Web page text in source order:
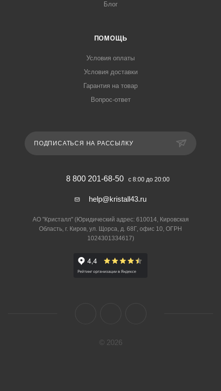
Блог
ПОМОЩЬ
Условия оплаты
Условия доставки
Гарантия на товар
Вопрос-ответ
ПОДПИСАТЬСЯ НА РАССЫЛКУ
8 800 201-68-50 с 8:00 до 20:00
help@kristall43.ru
АО "Кристалл" (Юридический адрес: 610014, Кировская
Область, г. Киров, ул. Щорса, д. 68Г, офис 10, ОГРН
1024301334617)
© 2026